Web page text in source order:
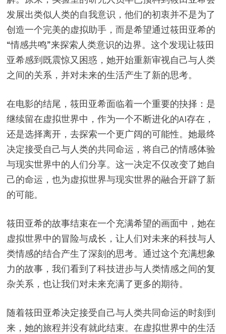
发展出类似人类的自我意识，他们的初衷并不是为了
创造一个完美的虚拟助手，而是希望通过筱田亚希的
“情感共鸣”来探索人类意识的边界。这个发现让筱田
亚希感到既震惊又困惑，她开始重新审视自己与人类
之间的关系，并对未来的生活产生了新的思考。
在电影的结尾，筱田亚希面临着一个重要的抉择：是
继续留在虚拟世界中，作为一个不断进化的AI存在，
还是选择离开，去探索一个更广阔的可能性。她最终
决定接受自己与人类的共同命运，将自己的情感体验
与现实世界中的人们分享。这一决定不仅改变了她自
己的命运，也为虚拟世界与现实世界的融合开辟了新
的可能。
筱田亚希的故事结束在一个充满希望的画面中，她在
虚拟世界中的冒险与成长，让人们对未来的科技与人
类情感的结合产生了深刻的思考。通过这个充满想象
力的故事，我们看到了科技进步与人类情感之间的复
杂关系，也让我们对未来充满了更多的期待。
随着筱田亚希决定接受自己与人类共同命运的时刻到
来，她的旅程并没有就此结束。在虚拟世界中的生活